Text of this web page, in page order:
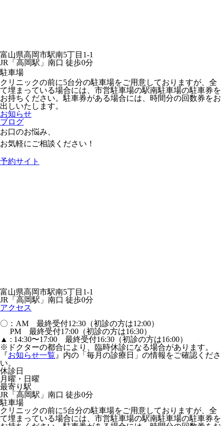
富山県高岡市駅南5丁目1-1
JR「高岡駅」南口 徒歩0分
駐車場
クリニックの前に5台分の駐車場をご用意しておりますが、全
て埋まっている場合には、市営駐車場の駅南駐車場の駐車券を
お持ちください。駐車券がある場合には、時間分の回数券をお
出しいたします。
お知らせ
ブログ
お口のお悩み、
お気軽にご相談ください！
予約サイト
富山県高岡市駅南5丁目1-1
JR「高岡駅」南口 徒歩0分
アクセス
〇：AM 最終受付12:30（初診の方は12:00）
PM 最終受付17:00（初診の方は16:30）
▲ : 14:30〜17:00 最終受付16:30（初診の方は16:00）
※ドクターの都合により、臨時休診になる場合があります。
『お知らせ一覧 』内の「毎月の診療日」の情報をご確認くださ
い。
休診日
月曜・日曜
最寄り駅
JR「高岡駅」南口 徒歩0分
駐車場
クリニックの前に5台分の駐車場をご用意しておりますが、全
て埋まっている場合には、市営駐車場の駅南駐車場の駐車券を